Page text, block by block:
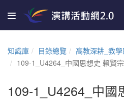
知識庫 目錄總覽 高教深耕_教學
109-1_U4264_中國思想史 賴賢宗
109-1_U4264_中國